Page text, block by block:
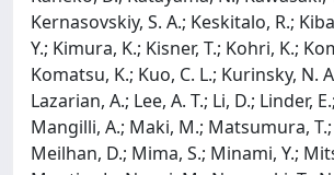
Kernasovskiy, S. A.; Keskitalo, R.;
Y.; Kimura, K.; Kisner, T.; Kohri, K.;
Komatsu, K.; Kuo, C. L.; Kurinsky, N.
Lazarian, A.; Lee, A. T.; Li, D.; Linder,
Mangilli, A.; Maki, M.; Matsumura,
Meilhan, D.; Mima, S.; Minami, Y.;